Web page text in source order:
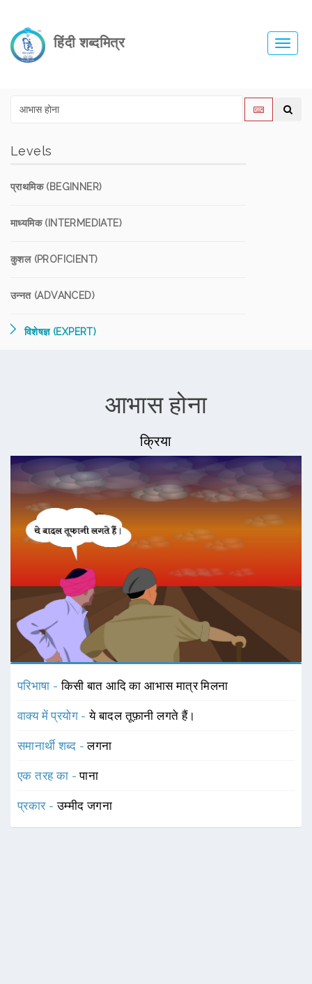
हिंदी शब्दमित्र
Levels
प्राथमिक (BEGINNER)
माध्यमिक (INTERMEDIATE)
कुशल (PROFICIENT)
उन्नत (ADVANCED)
विशेषज्ञ (EXPERT)
आभास होना
क्रिया
परिभाषा -किसी बात आदि का आभास मात्र मिलना
वाक्य में प्रयोग -ये बादल तूफ़ानी लगते हैं।
समानार्थी शब्द -लगना
एक तरह का -पाना
प्रकार -उम्मीद जगना